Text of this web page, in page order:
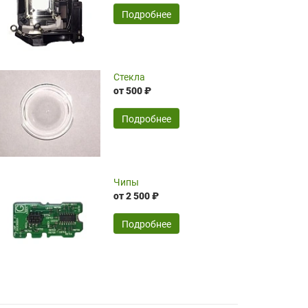
временные затраты по достаточно
оптимизированной стоимости, чему
чрезмерно благодарны!)))
SERGEY FOURSOV,24.04.2026
широкий ассортимент ламп, как оригиналов,
так и аналогов.Быстрое оформление и
передача в доставку, приемлемые цены. Мне
понравилось.
Читать полностью
16.04.2026
Подробнее
Стекла
от 500 ₽
Подробнее
Чипы
от 2 500 ₽
Подробнее